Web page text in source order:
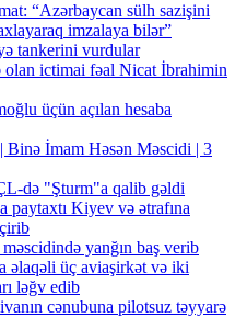
“Azərbaycan sülh sazişini
imzalaya bilər”
tankerini vurdular
olan ictimai fəal Nicat İbrahimin
üçün açılan hesaba
İmam Həsən Məscidi | 3
də "Şturm"a qalib gəldi
paytaxtı Kiyev və ətrafına
yanğın baş verib
əlaqəli üç aviaşirkət və iki
ləğv edib
cənubuna pilotsuz təyyarə